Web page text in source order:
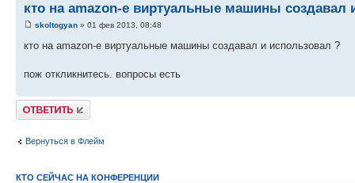
кто на amazon-е виртуальные машины создавал
skoltogyan » 01 фев 2013, 08:48
кто на amazon-е виртуальные машины создавал и использовал ?
пож откликнитесь. вопросы есть
Ответить
Вернуться в Флейм
КТО СЕЙЧАС НА КОНФЕРЕНЦИИ